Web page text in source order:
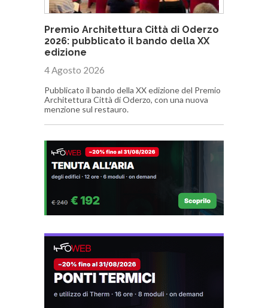
Premio Architettura Città di Oderzo
2026: pubblicato il bando della XX
edizione
4 Agosto 2026
Pubblicato il bando della XX edizione del Premio
Architettura Città di Oderzo, con una nuova
menzione sul restauro.